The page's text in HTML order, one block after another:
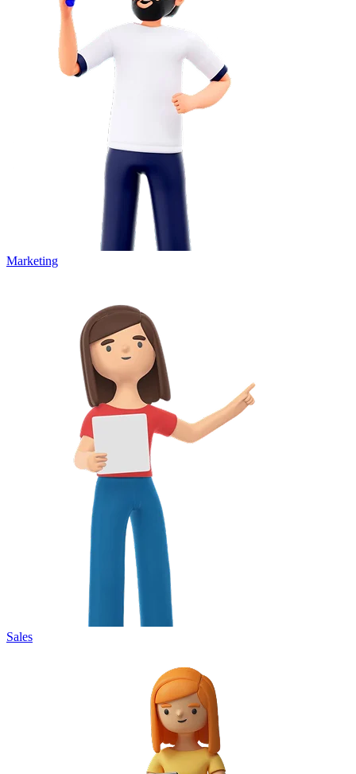
Marketing
Sales